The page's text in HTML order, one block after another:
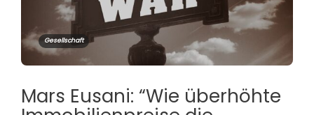
Gesellschaft
Mars Eusani: “Wie überhöhte